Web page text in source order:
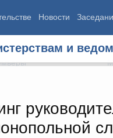
Новости
и
Правительства
Демография